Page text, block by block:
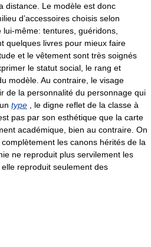
distance. Le modèle est donc
d’accessoires choisis selon
lui-même: tentures, guéridons,
quelques livres pour mieux faire
et le vêtement sont très soignés
le statut social, le rang et
modèle. Au contraire, le visage
de la personnalité du personnage qui
type , le digne reflet de la classe à
pas par son esthétique que la carte
académique, bien au contraire. On
les canons hérités de la
ne reproduit plus servilement les
reproduit seulement des